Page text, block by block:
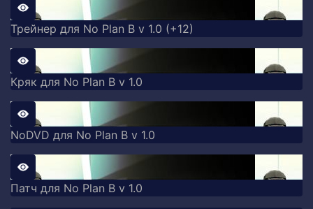
Трейнер для No Plan B v 1.0 (+12)
Кряк для No Plan B v 1.0
NoDVD для No Plan B v 1.0
Патч для No Plan B v 1.0